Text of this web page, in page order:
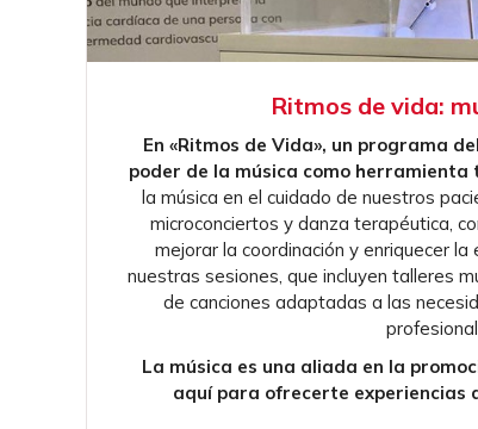
Ritmos de vida:
En «Ritmos de Vida», un programa
poder de la música como herramienta
la música en el cuidado de nuestros
microconciertos y danza terapéutica,
mejorar la coordinación y enriquecer
nuestras sesiones, que incluyen talleres
de canciones adaptadas a las
La música es una aliada en la
aquí para ofrecerte experiencias